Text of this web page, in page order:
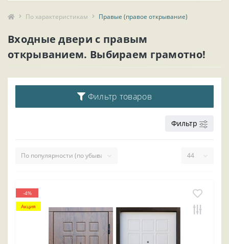
По характеристикам Правые (правое открывание)
Входные двери с правым
открыванием. Выбираем грамотно!
Фильтр товаров
Фильтр
-4%
Акция